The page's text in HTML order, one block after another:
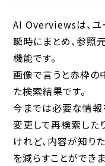
AI Overviewsは、
瞬時にまとめ、参照
機能です。
画像で言うと赤枠
た検索結果です。
今までは必要な情報
変更して再検索した
けれど、内容が知り
を減らすことができま